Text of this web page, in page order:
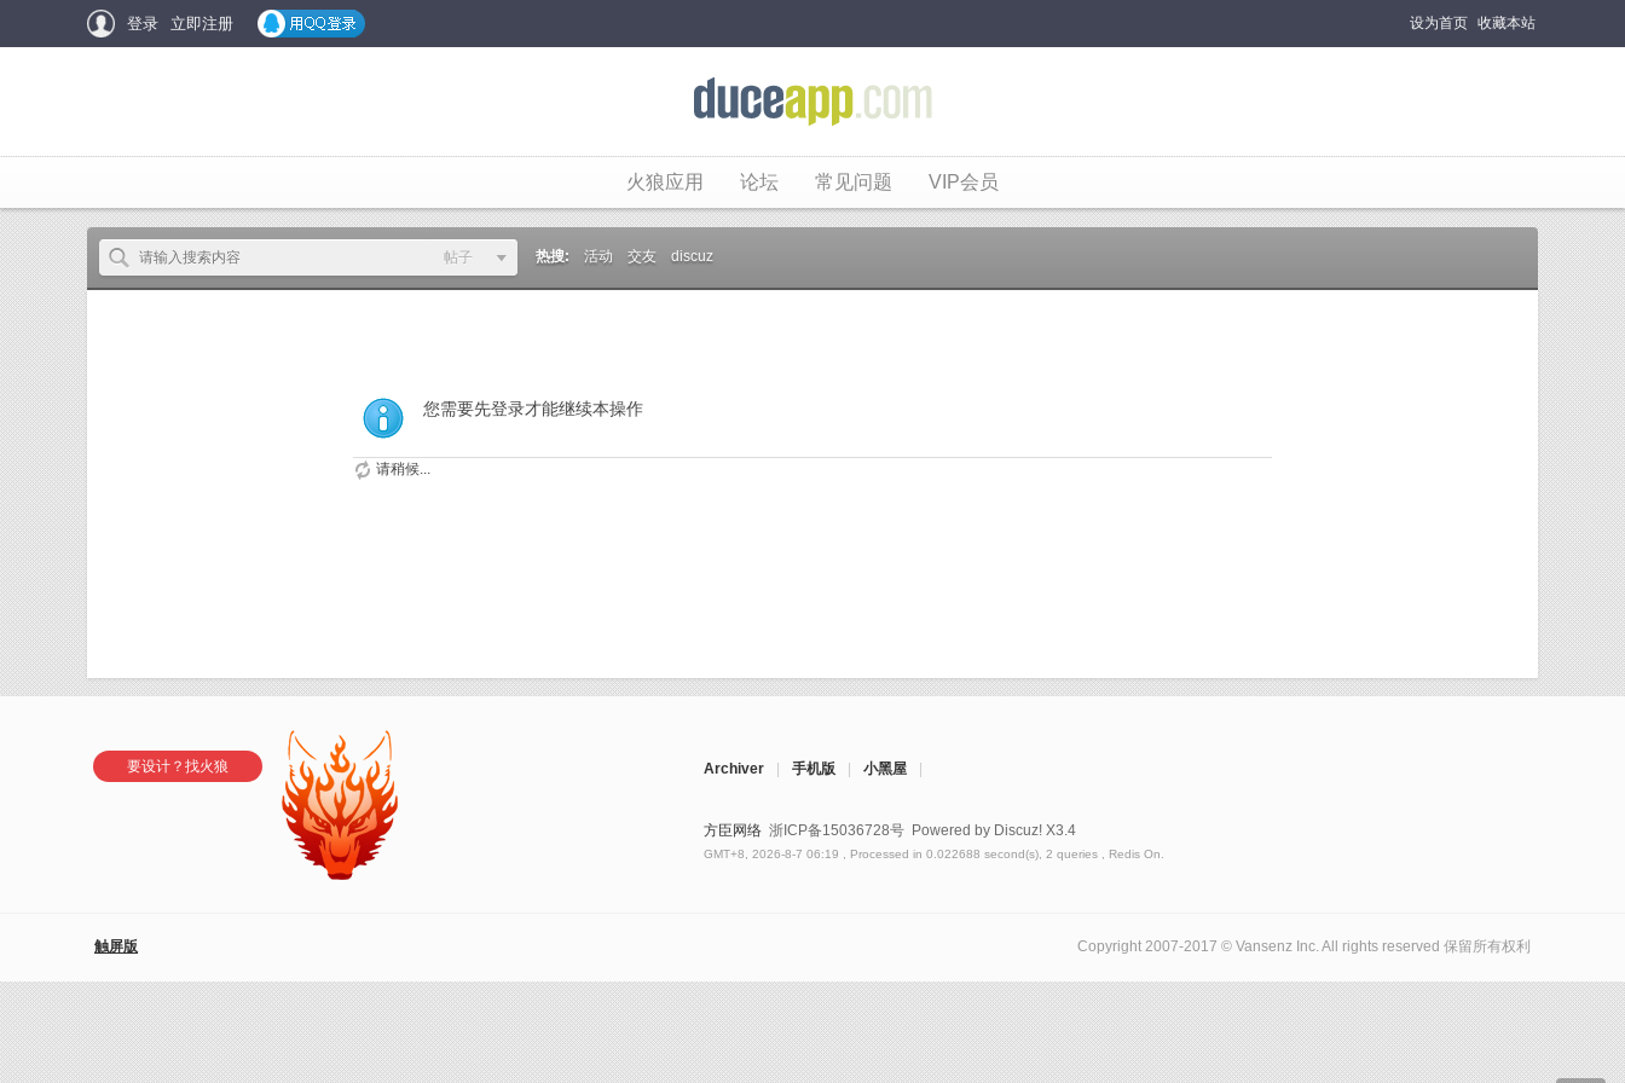
登录 立即注册 设为首页 收藏本站
火狼应用 论坛 常见问题 VIP会员
帖子
帖子
热搜: 活动 交友 discuz
您需要先登录才能继续本操作
请稍候...
要设计？找火狼 Archiver 手机版 小黑屋
方臣网络 浙ICP备15036728号 Powered by Discuz! X3.4
GMT+8, 2026-8-7 06:19 , Processed in 0.022688 second(s), 2 queries , Redis On.
触屏版 Copyright 2007-2017 © Vansenz Inc. All rights reserved 保留所有权利